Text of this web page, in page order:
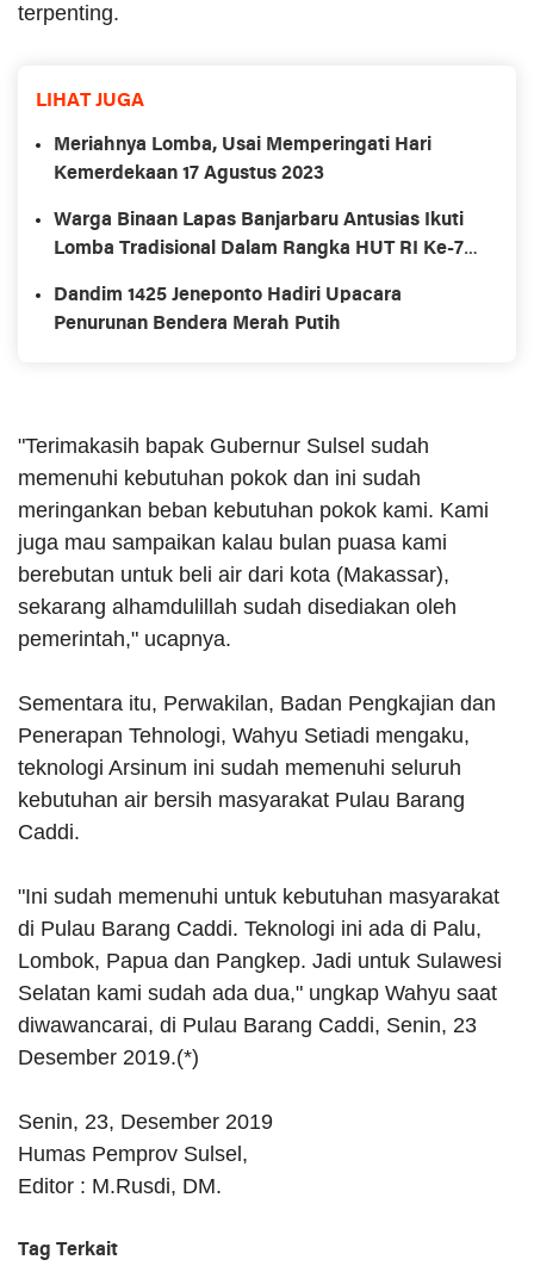
terpenting.
LIHAT JUGA
Meriahnya Lomba, Usai Memperingati Hari
Kemerdekaan 17 Agustus 2023
Warga Binaan Lapas Banjarbaru Antusias Ikuti
Lomba Tradisional Dalam Rangka HUT RI Ke-78
Dandim 1425 Jeneponto Hadiri Upacara
Penurunan Bendera Merah Putih
"Terimakasih bapak Gubernur Sulsel sudah
memenuhi kebutuhan pokok dan ini sudah
meringankan beban kebutuhan pokok kami. Kami
juga mau sampaikan kalau bulan puasa kami
berebutan untuk beli air dari kota (Makassar),
sekarang alhamdulillah sudah disediakan oleh
pemerintah," ucapnya.
Sementara itu, Perwakilan, Badan Pengkajian dan
Penerapan Tehnologi, Wahyu Setiadi mengaku,
teknologi Arsinum ini sudah memenuhi seluruh
kebutuhan air bersih masyarakat Pulau Barang
Caddi.
"Ini sudah memenuhi untuk kebutuhan masyarakat
di Pulau Barang Caddi. Teknologi ini ada di Palu,
Lombok, Papua dan Pangkep. Jadi untuk Sulawesi
Selatan kami sudah ada dua," ungkap Wahyu saat
diwawancarai, di Pulau Barang Caddi, Senin, 23
Desember 2019.(*)
Senin, 23, Desember 2019
Humas Pemprov Sulsel,
Editor : M.Rusdi, DM.
Tag Terkait